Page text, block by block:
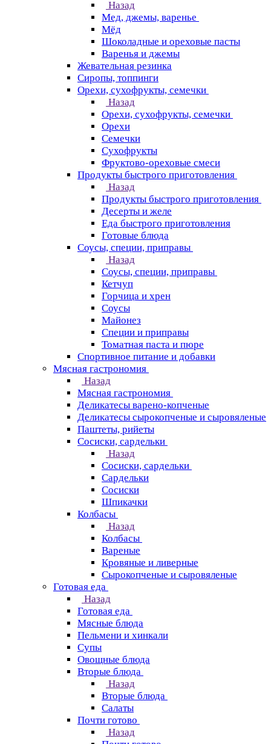
Назад
Мед, джемы, варенье
Мёд
Шоколадные и ореховые пасты
Варенья и джемы
Жевательная резинка
Сиропы, топпинги
Орехи, сухофрукты, семечки
Назад
Орехи, сухофрукты, семечки
Орехи
Семечки
Сухофрукты
Фруктово-ореховые смеси
Продукты быстрого приготовления
Назад
Продукты быстрого приготовления
Десерты и желе
Еда быстрого приготовления
Готовые блюда
Соусы, специи, приправы
Назад
Соусы, специи, приправы
Кетчуп
Горчица и хрен
Соусы
Майонез
Специи и приправы
Томатная паста и пюре
Спортивное питание и добавки
Мясная гастрономия
Назад
Мясная гастрономия
Деликатесы варено-копченые
Деликатесы сырокопченые и сыровяленые
Паштеты, рийеты
Сосиски, сардельки
Назад
Сосиски, сардельки
Сардельки
Сосиски
Шпикачки
Колбасы
Назад
Колбасы
Вареные
Кровяные и ливерные
Сырокопченые и сыровяленые
Готовая еда
Назад
Готовая еда
Мясные блюда
Пельмени и хинкали
Супы
Овощные блюда
Вторые блюда
Назад
Вторые блюда
Салаты
Почти готово
Назад